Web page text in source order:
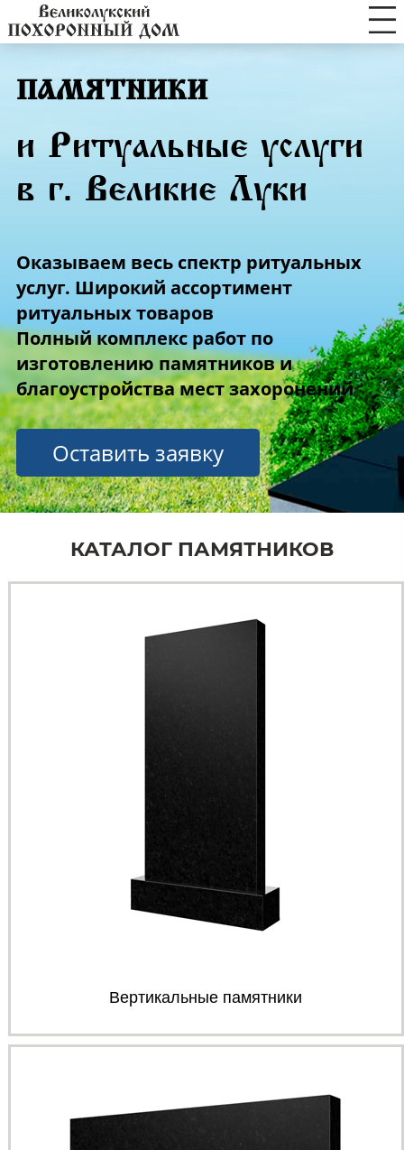
ПАМЯТНИКИ
и Ритуальные услуги
в г. Великие Луки
Оказываем весь спектр ритуальных
услуг. Широкий ассортимент
ритуальных товаров
Полный комплекс работ по
изготовлению памятников и
благоустройства мест захоронений
Оставить заявку
КАТАЛОГ ПАМЯТНИКОВ
Вертикальные памятники